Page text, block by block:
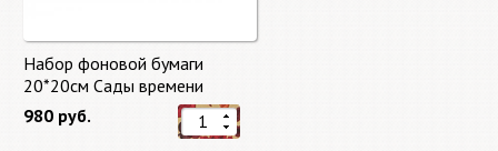
Набор фоновой бумаги
20*20см Сады времени
(Gardens of Time) 10 листов +
бонус от Stamperia
980 руб.